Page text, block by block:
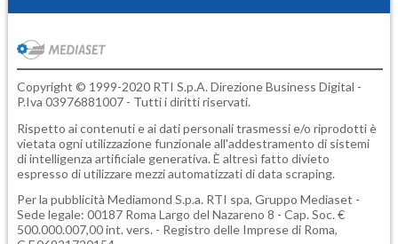
Copyright © 1999-2020 RTI S.p.A. Direzione Business Digital -
P.Iva 03976881007 - Tutti i diritti riservati.
Rispetto ai contenuti e ai dati personali trasmessi e/o riprodotti è
vietata ogni utilizzazione funzionale all'addestramento di sistemi
di intelligenza artificiale generativa. È altresì fatto divieto
espresso di utilizzare mezzi automatizzati di data scraping.
Per la pubblicità Mediamond S.p.a. RTI spa, Gruppo Mediaset -
Sede legale: 00187 Roma Largo del Nazareno 8 - Cap. Soc. €
500.000.007,00 int. vers. - Registro delle Imprese di Roma,